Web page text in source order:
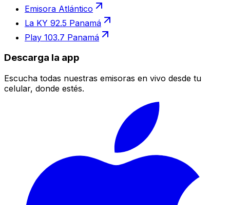
Emisora Atlántico
La KY 92.5 Panamá
Play 103.7 Panamá
Descarga la app
Escucha todas nuestras emisoras en vivo desde tu
celular, donde estés.